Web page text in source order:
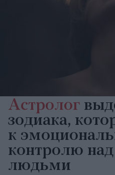
Астролог
зодиака,
к
контролю
людьми